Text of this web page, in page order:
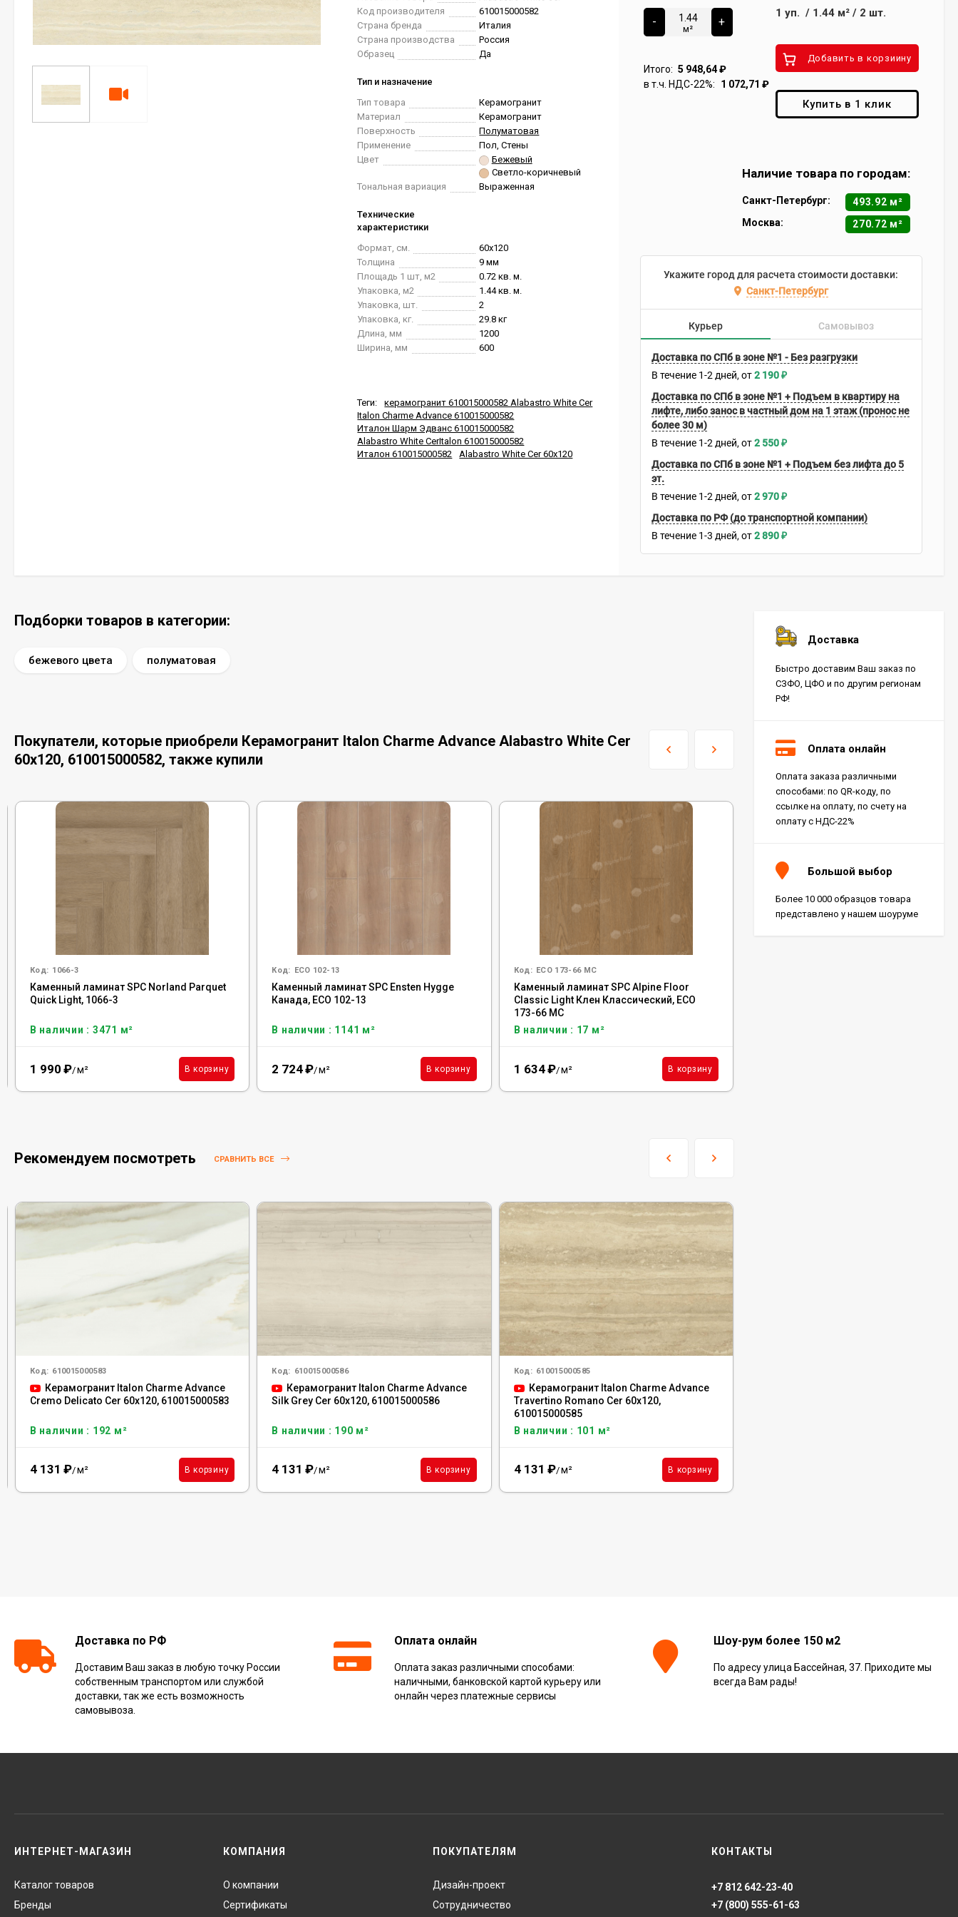
Код производителя
610015000582
Страна бренда
Италия
Страна производства
Россия
Образец
Да
Тип и назначение
Тип товара
Керамогранит
Материал
Керамогранит
Поверхность
Полуматовая
Применение
Пол, Стены
Цвет
Бежевый
Светло-коричневый
Тональная вариация
Выраженная
Технические
характеристики
Формат, см.
60x120
Толщина
9 мм
Площадь 1 шт, м2
0.72 кв. м.
Упаковка, м2
1.44 кв. м.
Упаковка, шт.
2
Упаковка, кг.
29.8 кг
Длина, мм
1200
Ширина, мм
600
Теги:
керамогранит 610015000582 Alabastro White Сer
Italon Charme Advance 610015000582
Италон Шарм Эдванс 610015000582
Alabastro White СerItalon 610015000582
Италон 610015000582
Alabastro White Сer 60x120
-
м²
+
Итого: 5 948,64₽
в т.ч. НДС-22%:
1 072,71 ₽
1 уп. / 1.44м²/ 2 шт.
Добавить в корзиину
Купить в 1 клик
Наличие товара по городам:
Санкт-Петербург:
493.92 м²
Москва:
270.72 м²
Укажите город для расчета стоимости доставки:
Санкт-Петербург
Курьер Самовывоз
Доставка по СПб в зоне №1 - Без разгрузки
В течение 1-2 дней 2 190₽
Доставка по СПб в зоне №1 + Подъем в квартиру на
лифте, либо занос в частный дом на 1 этаж (пронос не
более 30 м)
В течение 1-2 дней 2 550₽
Доставка по СПб в зоне №1 + Подъем без лифта до 5
эт.
В течение 1-2 дней 2 970₽
Доставка по РФ (до транспортной компании)
В течение 1-3 дней 2 890₽
Подборки товаров в категории:
бежевого цвета полуматовая
Покупатели, которые приобрели Керамогранит Italon Charme Advance Alabastro White Сer
60x120, 610015000582, также купили
Код: 1066-3
Каменный ламинат SPC Norland Parquet
Quick Light, 1066-3
В наличии : 3471 м²
1 990 ₽/м² В корзину
Код: ECO 102-13
Каменный ламинат SPC Ensten Hygge
Канада, ECO 102-13
В наличии : 1141 м²
2 724₽/м² В корзину
Код: ECO 173-66 MC
Каменный ламинат SPC Alpine Floor
Classic Light Клен Классический, ECO
173-66 MC
В наличии : 17 м²
1 634₽/м² В корзину
Рекомендуем посмотреть СРАВНИТЬ ВСЕ
Код: 610015000583
Керамогранит Italon Charme Advance
Cremo Delicato Сer 60x120, 610015000583
В наличии : 192 м²
4 131 ₽/м² В корзину
Код: 610015000586
Керамогранит Italon Charme Advance
Silk Grey Сer 60x120, 610015000586
В наличии : 190 м²
4 131 ₽/м² В корзину
Код: 610015000585
Керамогранит Italon Charme Advance
Travertino Romano Сer 60x120,
610015000585
В наличии : 101 м²
4 131 ₽/м² В корзину
Доставка
Быстро доставим Ваш заказ по
СЗФО, ЦФО и по другим регионам
РФ!
Оплата онлайн
Оплата заказа различными
способами: по QR-коду, по
ссылке на оплату, по счету на
оплату с НДС-22%
Большой выбор
Более 10 000 образцов товара
представлено у нашем шоуруме
Доставка по РФ
Доставим Ваш заказ в любую точку России
собственным транспортом или службой
доставки, так же есть возможность
самовывоза.
Оплата онлайн
Оплата заказ различными способами:
наличными, банковской картой курьеру или
онлайн через платежные сервисы
Шоу-рум более 150 м2
По адресу улица Бассейная, 37. Приходите мы
всегда Вам рады!
ИНТЕРНЕТ-МАГАЗИН
Каталог товаров
Бренды
КОМПАНИЯ
О компании
Сертификаты
ПОКУПАТЕЛЯМ
Дизайн-проект
Сотрудничество
КОНТАКТЫ
+7 812 642-23-40
+7 (800) 555-61-63